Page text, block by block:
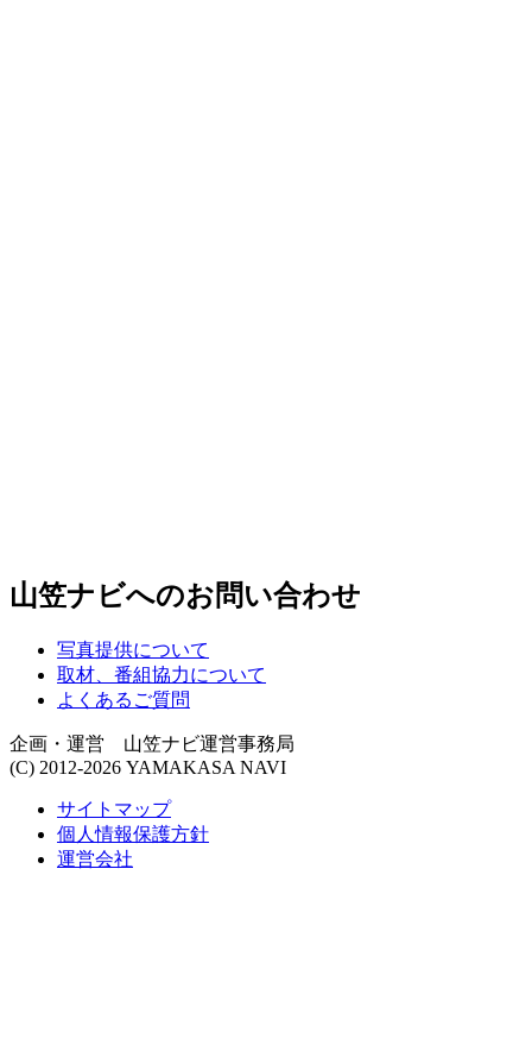
山笠ナビへのお問い合わせ
写真提供について
取材、番組協力について
よくあるご質問
企画・運営 山笠ナビ運営事務局
(C) 2012-2026 YAMAKASA NAVI
サイトマップ
個人情報保護方針
運営会社